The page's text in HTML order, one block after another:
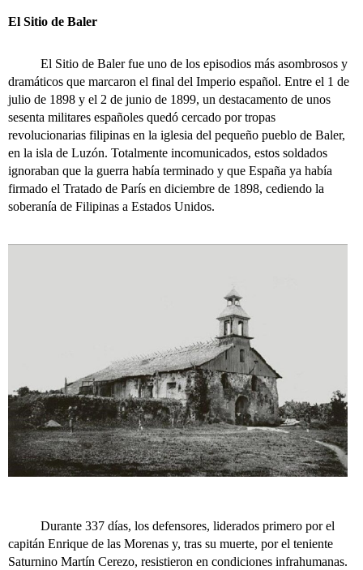
El Sitio de Baler
El Sitio de Baler fue uno de los episodios más asombrosos y
dramáticos que marcaron el final del Imperio español. Entre el 1 de
julio de 1898 y el 2 de junio de 1899, un destacamento de unos
sesenta militares españoles quedó cercado por tropas
revolucionarias filipinas en la iglesia del pequeño pueblo de Baler,
en la isla de Luzón. Totalmente incomunicados, estos soldados
ignoraban que la guerra había terminado y que España ya había
firmado el Tratado de París en diciembre de 1898, cediendo la
soberanía de Filipinas a Estados Unidos.
Durante 337 días, los defensores, liderados primero por el
capitán Enrique de las Morenas y, tras su muerte, por el teniente
Saturnino Martín Cerezo, resistieron en condiciones infrahumanas.